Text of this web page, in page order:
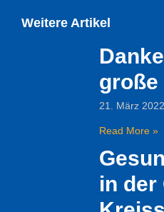
Weitere Artikel
große
21. März 2022
Read More »
in der